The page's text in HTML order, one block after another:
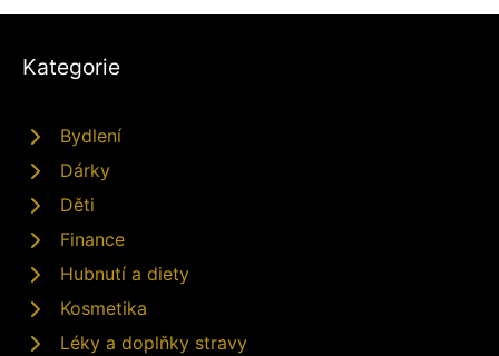
Kategorie
Bydlení
Dárky
Děti
Finance
Hubnutí a diety
Kosmetika
Léky a doplňky stravy